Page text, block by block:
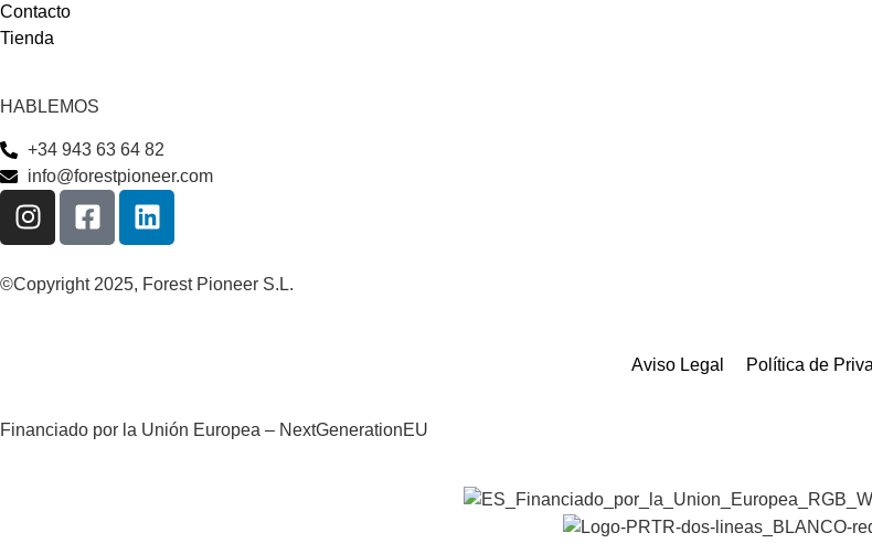
Contacto
Tienda
HABLEMOS
+34 943 63 64 82
info@forestpioneer.com
©Copyright 2025, Forest Pioneer S.L.
Aviso Legal Política de
Financiado por la Unión Europea – NextGenerationEU